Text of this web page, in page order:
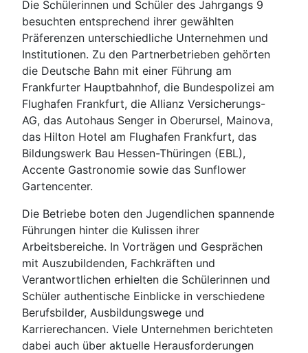
Die Schülerinnen und Schüler des Jahrgangs 9
besuchten entsprechend ihrer gewählten
Präferenzen unterschiedliche Unternehmen und
Institutionen. Zu den Partnerbetrieben gehörten
die Deutsche Bahn mit einer Führung am
Frankfurter Hauptbahnhof, die Bundespolizei am
Flughafen Frankfurt, die Allianz Versicherungs-
AG, das Autohaus Senger in Oberursel, Mainova,
das Hilton Hotel am Flughafen Frankfurt, das
Bildungswerk Bau Hessen-Thüringen (EBL),
Accente Gastronomie sowie das Sunflower
Gartencenter.
Die Betriebe boten den Jugendlichen spannende
Führungen hinter die Kulissen ihrer
Arbeitsbereiche. In Vorträgen und Gesprächen
mit Auszubildenden, Fachkräften und
Verantwortlichen erhielten die Schülerinnen und
Schüler authentische Einblicke in verschiedene
Berufsbilder, Ausbildungswege und
Karrierechancen. Viele Unternehmen berichteten
dabei auch über aktuelle Herausforderungen